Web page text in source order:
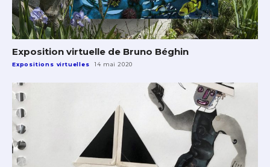
Exposition virtuelle de Bruno Béghin
Expositions virtuelles 14 mai 2020